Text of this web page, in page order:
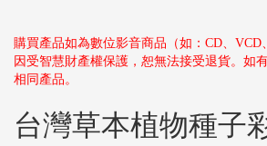
購買產品如為數位影音商品（如：CD、VCD
因受智慧財產權保護，恕無法接受退貨。如
相同產品。
台灣草本植物種子